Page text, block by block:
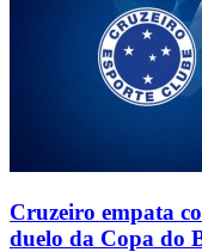
Cruzeiro empata
duelo da Copa do